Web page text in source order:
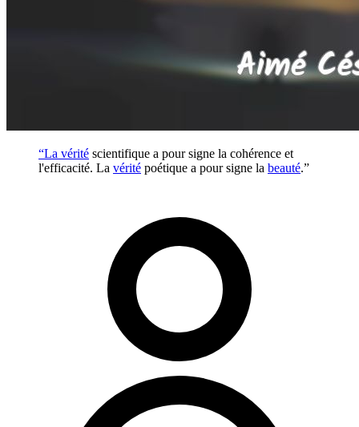
“La vérité scientifique a pour signe la cohérence et
l'efficacité. La vérité poétique a pour signe la beauté.”